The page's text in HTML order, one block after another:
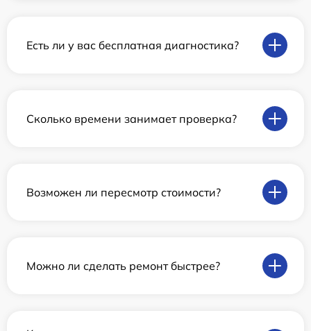
Есть ли у вас бесплатная диагностика?
Сколько времени занимает проверка?
Возможен ли пересмотр стоимости?
Можно ли сделать ремонт быстрее?